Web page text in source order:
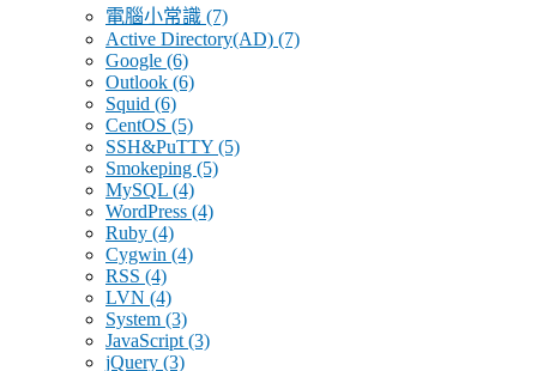
電腦小常識 (7)
Active Directory(AD) (7)
Google (6)
Outlook (6)
Squid (6)
CentOS (5)
SSH&PuTTY (5)
Smokeping (5)
MySQL (4)
WordPress (4)
Ruby (4)
Cygwin (4)
RSS (4)
LVN (4)
System (3)
JavaScript (3)
jQuery (3)